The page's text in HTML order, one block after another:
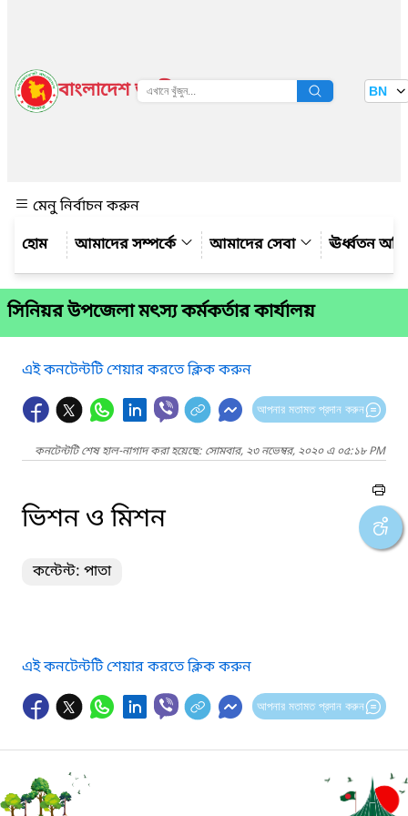
বাংলাদেশ জাতীয় তথ্য বাতায়ন BN
মেনু নির্বাচন করুন
আমাদের সম্পর্কে
আমাদের সেবা ঊর্ধ্বতন
সিনিয়র উপজেলা মৎস্য কর্মকর্তার কার্যালয়
এই কনটেন্টটি শেয়ার করতে ক্লিক করুন
আপনার মতামত প্রদান করুন
কনটেন্টটি শেষ হাল-নাগাদ করা হয়েছে: সোমবার, ২৩ নভেম্বর, ২০২০ এ ০৫:১৮ PM
ভিশন ও মিশন
কন্টেন্ট: পাতা
এই কনটেন্টটি শেয়ার করতে ক্লিক করুন
আপনার মতামত প্রদান করুন